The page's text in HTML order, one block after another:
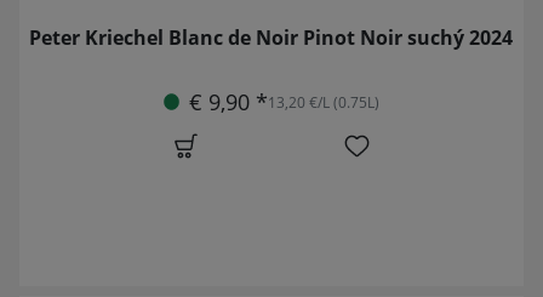
Peter Kriechel Blanc de Noir Pinot Noir suchý 2024
€ 9,90 *13,20 €/L (0.75L)